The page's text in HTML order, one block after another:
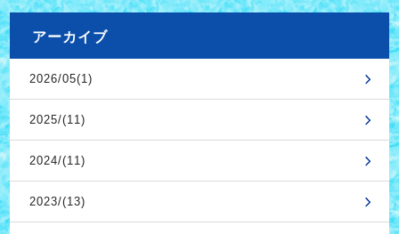
アーカイブ
2026/05(1)
2025/(11)
2024/(11)
2023/(13)